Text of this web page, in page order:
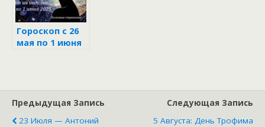
Гороскоп с 26
мая по 1 июня
Предыдущая Запись
23 Июля — Антоний
Следующая Запись
5 Августа: День Трофима